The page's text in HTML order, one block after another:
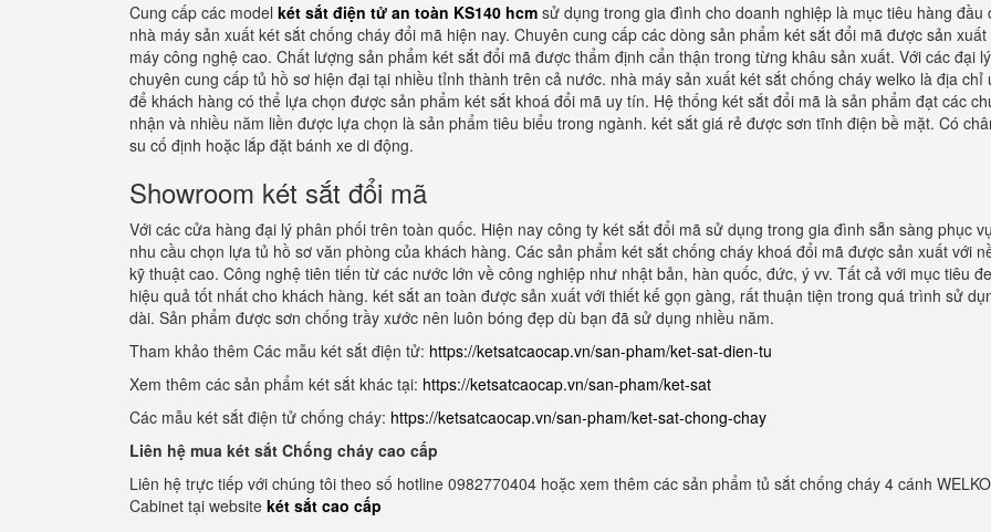
Cung cấp các model két sắt điện tử an toàn KS140 hcm sử dụng trong gia đình cho doanh nghiệp là mục tiêu hàng đầu
nhà máy sản xuất két sắt chống cháy đổi mã hiện nay. Chuyên cung cấp các dòng sản phẩm két sắt đổi mã được sản
máy công nghệ cao. Chất lượng sản phẩm két sắt đổi mã được thẩm định cẩn thận trong từng khâu sản xuất. Với các đại lý
chuyên cung cấp tủ hồ sơ hiện đại tại nhiều tỉnh thành trên cả nước. nhà máy sản xuất két sắt chống cháy welko là địa chỉ
để khách hàng có thể lựa chọn được sản phẩm két sắt khoá đổi mã uy tín. Hệ thống két sắt đổi mã là sản phẩm đạt các
nhận và nhiều năm liền được lựa chọn là sản phẩm tiêu biểu trong ngành. két sắt giá rẻ được sơn tĩnh điện bề mặt. Có
su cố định hoặc lắp đặt bánh xe di động.
Showroom két sắt đổi mã
Với các cửa hàng đại lý phân phối trên toàn quốc. Hiện nay công ty két sắt đổi mã sử dụng trong gia đình sẵn sàng phục
nhu cầu chọn lựa tủ hồ sơ văn phòng của khách hàng. Các sản phẩm két sắt chống cháy khoá đổi mã được sản xuất với
kỹ thuật cao. Công nghệ tiên tiến từ các nước lớn về công nghiệp như nhật bản, hàn quốc, đức, ý vv. Tất cả với mục tiêu
hiệu quả tốt nhất cho khách hàng. két sắt an toàn được sản xuất với thiết kế gọn gàng, rất thuận tiện trong quá trình sử
dài. Sản phẩm được sơn chống trầy xước nên luôn bóng đẹp dù bạn đã sử dụng nhiều năm.
Tham khảo thêm Các mẫu két sắt điện tử: https://ketsatcaocap.vn/san-pham/ket-sat-dien-tu
Xem thêm các sản phẩm két sắt khác tại: https://ketsatcaocap.vn/san-pham/ket-sat
Các mẫu két sắt điện tử chống cháy: https://ketsatcaocap.vn/san-pham/ket-sat-chong-chay
Liên hệ mua két sắt Chống cháy cao cấp
Liên hệ trực tiếp với chúng tôi theo số hotline 0982770404 hoặc xem thêm các sản phẩm tủ sắt chống cháy 4 cánh
Cabinet tại website két sắt cao cấp